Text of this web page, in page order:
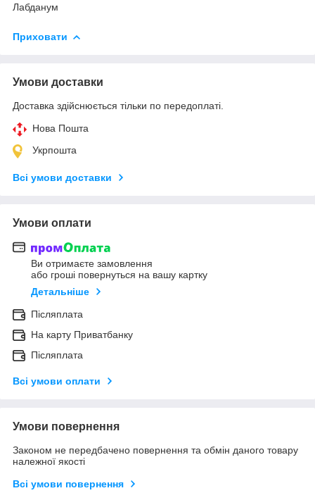
Лабданум
Приховати
Умови доставки
Доставка здійснюється тільки по передоплаті.
Нова Пошта
Укрпошта
Всі умови доставки
Умови оплати
Ви отримаєте замовлення
або гроші повернуться на вашу картку
Детальніше
Післяплата
На карту Приватбанку
Післяплата
Всі умови оплати
Умови повернення
Законом не передбачено повернення та обмін даного товару
належної якості
Всі умови повернення